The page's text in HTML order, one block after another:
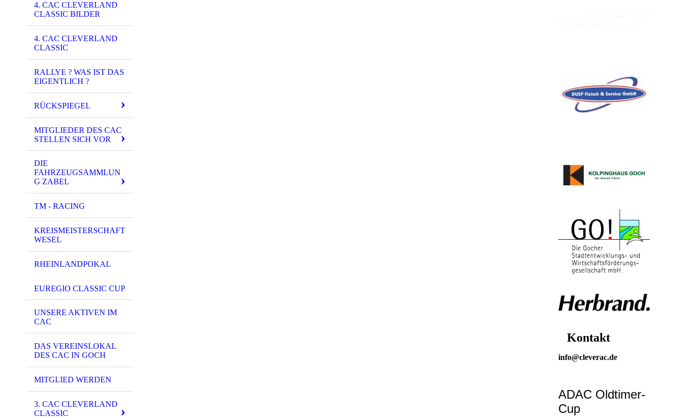
4. CAC CLEVERLAND
CLASSIC BILDER
4. CAC CLEVERLAND
CLASSIC
RALLYE ? WAS IST DAS
EIGENTLICH ?
RÜCKSPIEGEL
MITGLIEDER DES CAC
STELLEN SICH VOR
DIE
FAHRZEUGSAMMLUN
G ZABEL
TM - RACING
KREISMEISTERSCHAFT
WESEL
RHEINLANDPOKAL
EUREGIO CLASSIC CUP
UNSERE AKTIVEN IM
CAC
DAS VEREINSLOKAL
DES CAC IN GOCH
MITGLIED WERDEN
3. CAC CLEVERLAND
CLASSIC
Kontakt
info@cleverac.de
ADAC Oldtimer-
Cup